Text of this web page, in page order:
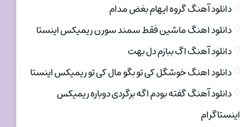
دانلود آهنگ گروه ایهام بغض مدام
دانلود اهنگ ماشین فقط سمند سورن ریمیکس اینستا
دانلود آهنگ اگ ببازم دل بهت
دانلود اهنگ خوشگل کی تو بگو مال کی تو ریمیکس اینستا
دانلود آهنگ گفته بودم اگه برگردی دوباره ریمیکس
اینستاگرام